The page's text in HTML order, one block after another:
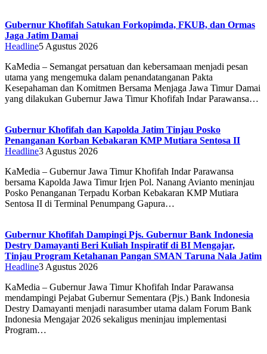
Gubernur Khofifah Satukan Forkopimda, FKUB, dan Ormas
Jaga Jatim Damai
Headline5 Agustus 2026
KaMedia – Semangat persatuan dan kebersamaan menjadi pesan
utama yang mengemuka dalam penandatanganan Pakta
Kesepahaman dan Komitmen Bersama Menjaga Jawa Timur Damai
yang dilakukan Gubernur Jawa Timur Khofifah Indar Parawansa…
Gubernur Khofifah dan Kapolda Jatim Tinjau Posko
Penanganan Korban Kebakaran KMP Mutiara Sentosa II
Headline3 Agustus 2026
KaMedia – Gubernur Jawa Timur Khofifah Indar Parawansa
bersama Kapolda Jawa Timur Irjen Pol. Nanang Avianto meninjau
Posko Penanganan Terpadu Korban Kebakaran KMP Mutiara
Sentosa II di Terminal Penumpang Gapura…
Gubernur Khofifah Dampingi Pjs. Gubernur Bank Indonesia
Destry Damayanti Beri Kuliah Inspiratif di BI Mengajar,
Tinjau Program Ketahanan Pangan SMAN Taruna Nala Jatim
Headline3 Agustus 2026
KaMedia – Gubernur Jawa Timur Khofifah Indar Parawansa
mendampingi Pejabat Gubernur Sementara (Pjs.) Bank Indonesia
Destry Damayanti menjadi narasumber utama dalam Forum Bank
Indonesia Mengajar 2026 sekaligus meninjau implementasi
Program…